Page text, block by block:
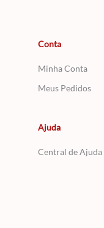
Conta
Minha Conta
Meus Pedidos
Ajuda
Central de Ajuda